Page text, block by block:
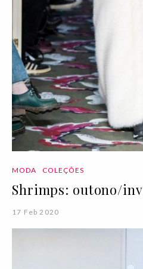
MODA COLEÇÕES
Shrimps: outono/
17 Feb 2020